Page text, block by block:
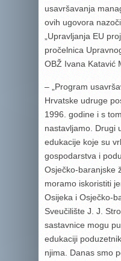
usavršavanja
ovih ugovora
„Upravljanja EU
pročelnica
OBŽ Ivana Katavić
– „Program
Hrvatske udruge
1996. godine i s
nastavljamo. Drugi
edukacije koje su
gospodarstva i
Osječko-baranjske
moramo iskoristiti
Osijeka i Osječko-
Sveučilište J. J.
sastavnice mogu
edukaciji
njima. Danas smo